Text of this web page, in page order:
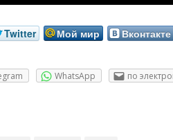
Twitter Мой мир Вконтакте
WhatsApp по